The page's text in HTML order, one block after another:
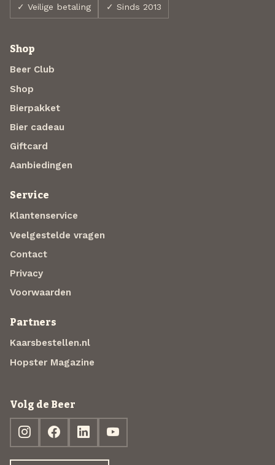
✓ Veilige betaling ✓ Sinds 2013
Shop
Beer Club
Shop
Bierpakket
Bier cadeau
Giftcard
Aanbiedingen
Service
Klantenservice
Veelgestelde vragen
Contact
Privacy
Voorwaarden
Partners
Kaarsbestellen.nl
Hopster Magazine
Volg de Beer